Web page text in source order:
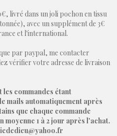
livré dans un joli pochon en tissu
avec un supplément de 3€
et l'international.
par paypal, me contacter
vérifier votre adresse de livraison
commandes étant
mails automatiquement après
que chaque commande
moyenne 1 à 2 jour après l'achat.